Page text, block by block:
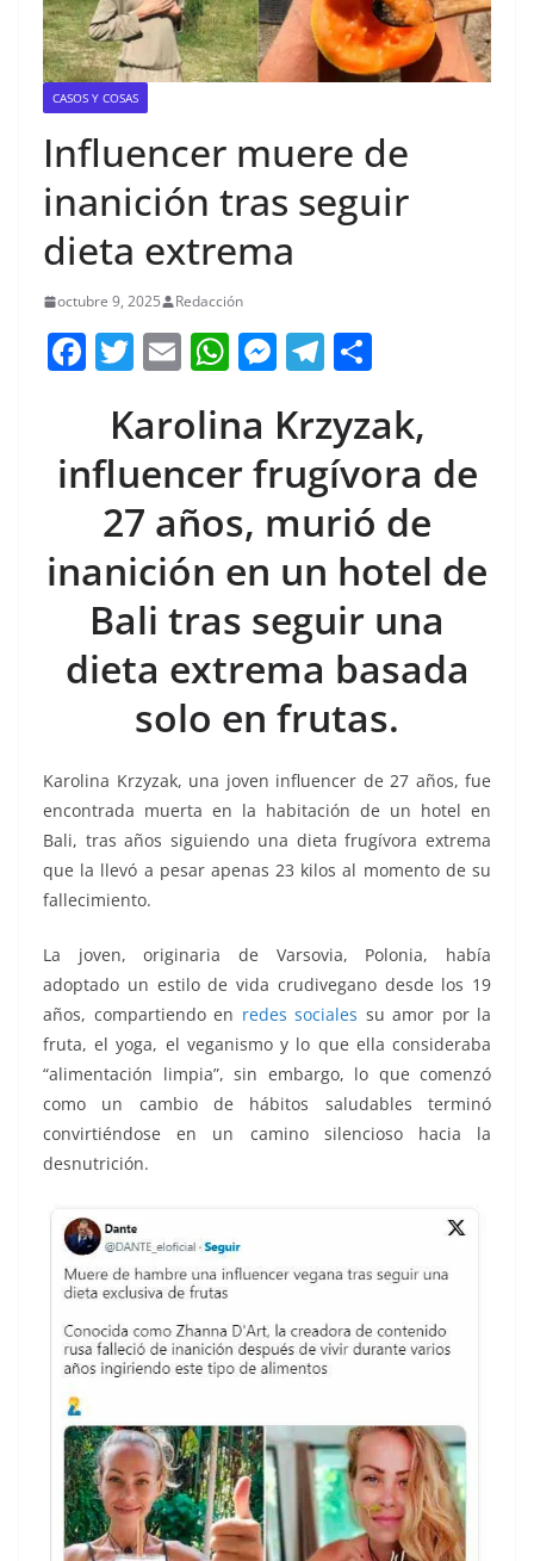
CASOS Y COSAS
Influencer muere de
inanición tras seguir
dieta extrema
octubre 9, 2025 Redacción
F
e
b
o
o
k
T
itt
er
E
ai
l
W
at
s
A
p
p
M
ss
e
n
g
er
T
e
gr
a
m
m
p
ar
tir
Karolina Krzyzak,
influencer frugívora de
27 años, murió de
inanición en un hotel de
Bali tras seguir una
dieta extrema basada
solo en frutas.
Karolina Krzyzak, una joven influencer de 27 años, fue
encontrada muerta en la habitación de un hotel en
Bali, tras años siguiendo una dieta frugívora extrema
que la llevó a pesar apenas 23 kilos al momento de su
fallecimiento.
La joven, originaria de Varsovia, Polonia, había
adoptado un estilo de vida crudivegano desde los 19
años, compartiendo en redes sociales su amor por la
fruta, el yoga, el veganismo y lo que ella consideraba
“alimentación limpia”, sin embargo, lo que comenzó
como un cambio de hábitos saludables terminó
convirtiéndose en un camino silencioso hacia la
desnutrición.